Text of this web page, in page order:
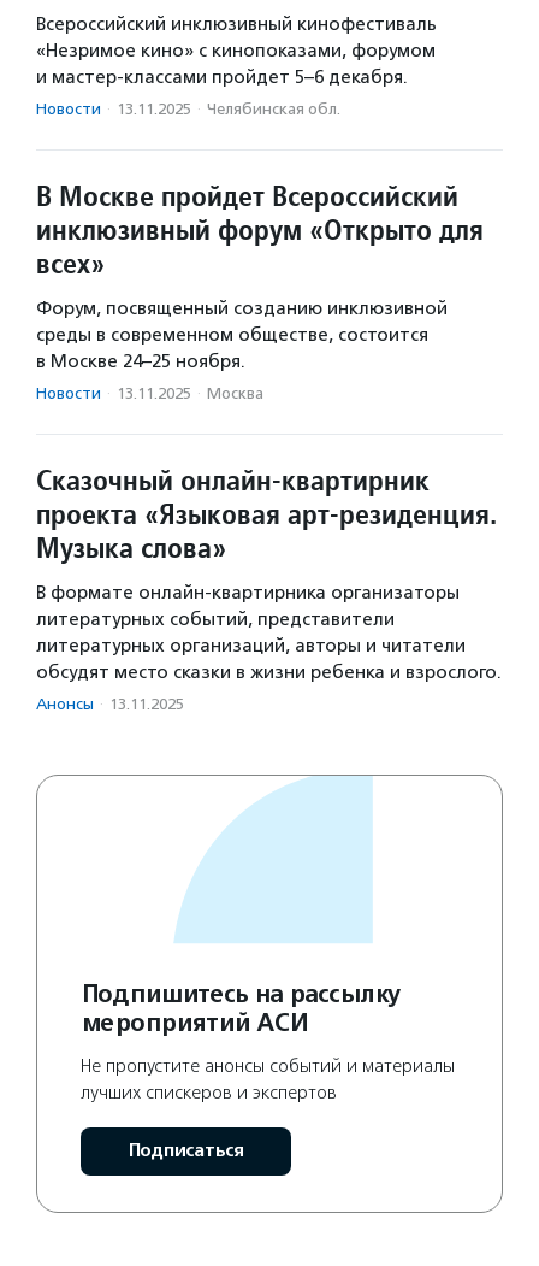
Всероссийский инклюзивный кинофестиваль
«Незримое кино» с кинопоказами, форумом
и мастер-классами пройдет 5–6 декабря.
Новости · 13.11.2025 · Челябинская обл.
В Москве пройдет Всероссийский
инклюзивный форум «Открыто для
всех»
Форум, посвященный созданию инклюзивной
среды в современном обществе, состоится
в Москве 24–25 ноября.
Новости · 13.11.2025 · Москва
Сказочный онлайн-квартирник
проекта «Языковая арт-резиденция.
Музыка слова»
В формате онлайн-квартирника организаторы
литературных событий, представители
литературных организаций, авторы и читатели
обсудят место сказки в жизни ребенка и взрослого.
Анонсы · 13.11.2025
Подпишитесь на рассылку
мероприятий АСИ
Не пропустите анонсы событий и материалы
лучших спискеров и экспертов
Подписаться